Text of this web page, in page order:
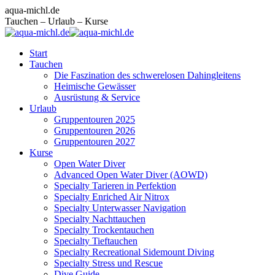
Zum
Inhalt
springen
Facebook
page
opens
new
window
Instagram
page
opens
new
window
E-
Mail
page
new
aqua-michl.de
Tauchen – Urlaub – Kurse
Start
Tauchen
Die Faszination des schwerelosen Dahingleitens
Heimische Gewässer
Ausrüstung & Service
Urlaub
Gruppentouren 2025
Gruppentouren 2026
Gruppentouren 2027
Kurse
Open Water Diver
Advanced Open Water Diver (AOWD)
Specialty Tarieren in Perfektion
Specialty Enriched Air Nitrox
Specialty Unterwasser Navigation
Specialty Nachttauchen
Specialty Trockentauchen
Specialty Tieftauchen
Specialty Recreational Sidemount Diving
Specialty Stress und Rescue